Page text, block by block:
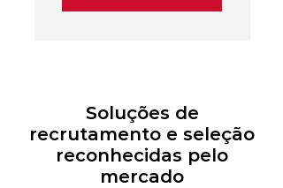
Soluções de
recrutamento e seleção
reconhecidas pelo
mercado